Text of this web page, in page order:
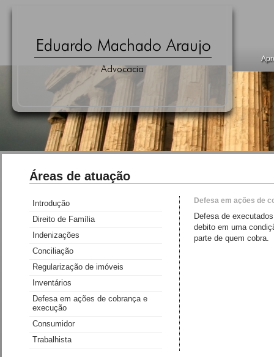
Áreas de atuação
Defesa em ações de
Defesa de
debito em uma
parte de quem cobra.
Introdução
Direito de Família
Indenizações
Conciliação
Regularização de imóveis
Inventários
Defesa em ações de cobrança e
execução
Consumidor
Trabalhista